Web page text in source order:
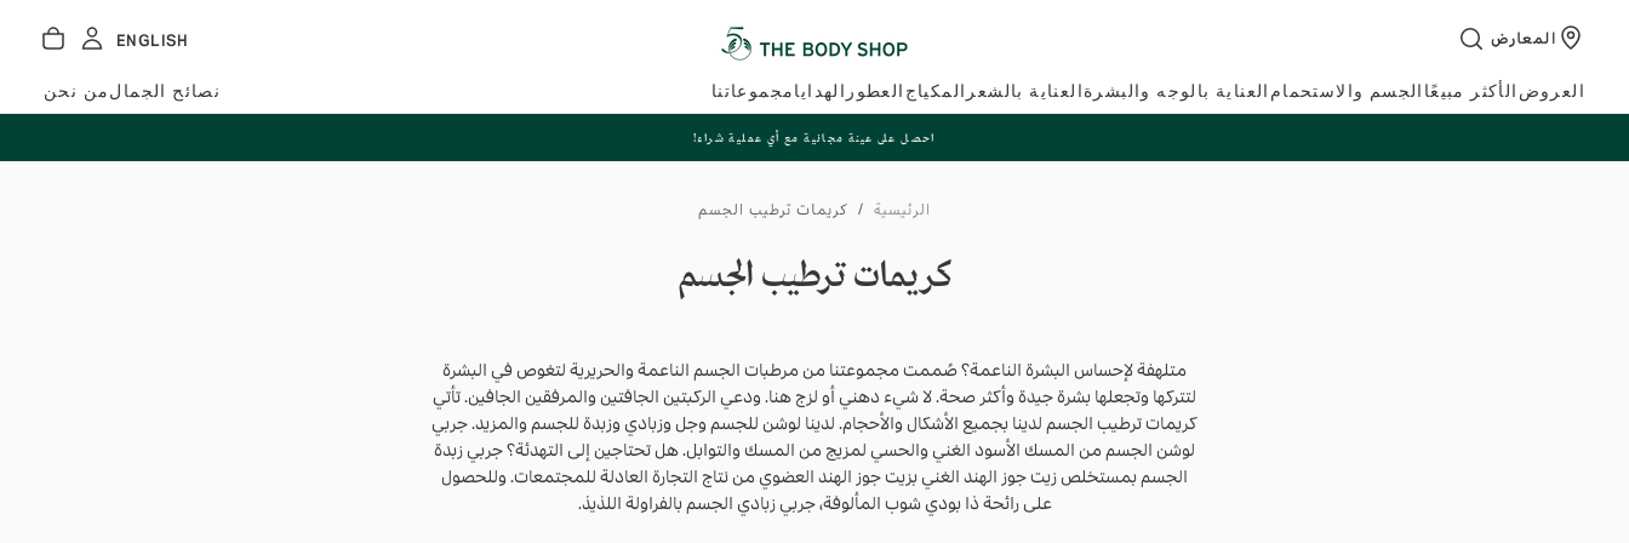
تخطي
المحتوى
المعارض ENGLISH
العروض الأكثر مبيعًا الجسم والاستحمام العناية بالوجه والبشرة العناية بالشعر المكياج العطور الهدايا مجموعاتنا نصائح الجمال من نحن
احصل على عينة مجانية مع أي عملية شراء!
الرئيسية / كريمات ترطيب الجسم
كريمات ترطيب الجسم
متلهفة لإحساس البشرة الناعمة؟ صُممت مجموعتنا من مرطبات الجسم الناعمة والحريرية لتغوص في البشرة
لتتركها وتجعلها بشرة جيدة وأكثر صحة. لا شيء دهني أو لزج هنا. ودعي الركبتين الجافتين والمرفقين الجافين. تأتي
كريمات ترطيب الجسم لدينا بجميع الأشكال والأحجام. لدينا لوشن للجسم وجل وزبادي وزبدة للجسم والمزيد. جربي
لوشن الجسم من المسك الأسود الغني والحسي لمزيج من المسك والتوابل. هل تحتاجين إلى التهدئة؟ جربي زبدة
الجسم بمستخلص زيت جوز الهند الغني بزيت جوز الهند العضوي من نتاج التجارة العادلة للمجتمعات. وللحصول
على رائحة ذا بودي شوب المألوفة، جربي زبادي الجسم بالفراولة اللذيذ.